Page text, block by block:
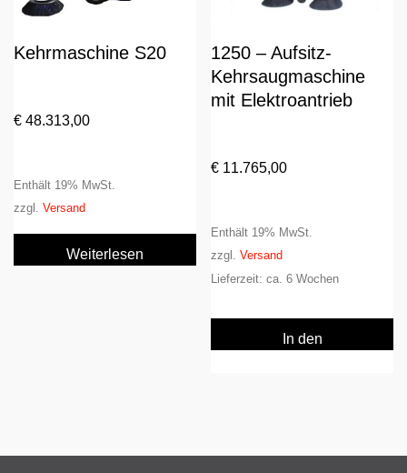
Kehrmaschine S20
€ 48.313,00
Enthält 19% MwSt.
zzgl. Versand
Weiterlesen
1250 – Aufsitz-
Kehrsaugmaschine
mit Elektroantrieb
€ 11.765,00
Enthält 19% MwSt.
zzgl.Versand
Lieferzeit: ca. 6 Wochen
In den